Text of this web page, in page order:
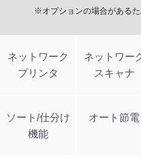
※オプションの場合があるた
ネットワーク
プリンタ
ネットワー
スキャナ
ソート/仕分け
機能
オート節電